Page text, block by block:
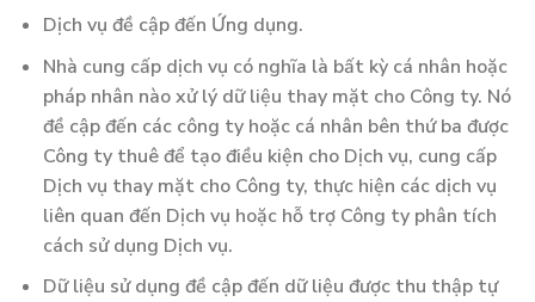
Dịch vụ đề cập đến Ứng dụng.
Nhà cung cấp dịch vụ có nghĩa là bất kỳ cá nhân hoặc
pháp nhân nào xử lý dữ liệu thay mặt cho Công ty. Nó
đề cập đến các công ty hoặc cá nhân bên thứ ba được
Công ty thuê để tạo điều kiện cho Dịch vụ, cung cấp
Dịch vụ thay mặt cho Công ty, thực hiện các dịch vụ
liên quan đến Dịch vụ hoặc hỗ trợ Công ty phân tích
cách sử dụng Dịch vụ.
Dữ liệu sử dụng đề cập đến dữ liệu được thu thập tự